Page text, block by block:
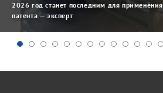
2026 год станет последним для применения
патента — эксперт